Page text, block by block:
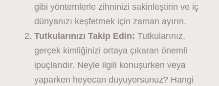
gibi yöntemlerle zihninizi sakinleştirin ve iç
dünyanızı keşfetmek için zaman ayırın.
Tutkularınızı Takip Edin:Tutkularınız,
gerçek kimliğinizi ortaya çıkaran önemli
ipuçlarıdır. Neyle ilgili konuşurken veya
yaparken heyecan duyuyorsunuz? Hangi